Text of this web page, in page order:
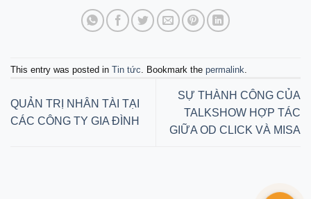
This entry was posted in Tin tức . Bookmark the permalink
QUẢN TRỊ NHÂN TÀI TẠI
CÁC CÔNG TY GIA ĐÌNH
SỰ THÀNH CÔNG CỦA
TALKSHOW HỢP TÁC
GIỮA OD CLICK VÀ MISA